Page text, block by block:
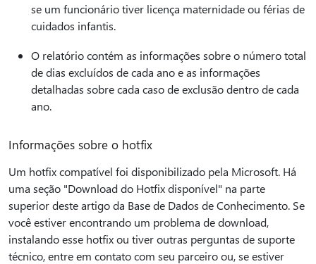
se um funcionário tiver licença maternidade ou férias de
cuidados infantis.
O relatório contém as informações sobre o número total
de dias excluídos de cada ano e as informações
detalhadas sobre cada caso de exclusão dentro de cada
ano.
Informações sobre o hotfix
Um hotfix compatível foi disponibilizado pela Microsoft. Há
uma seção "Download do Hotfix disponível" na parte
superior deste artigo da Base de Dados de Conhecimento. Se
você estiver encontrando um problema de download,
instalando esse hotfix ou tiver outras perguntas de suporte
técnico, entre em contato com seu parceiro ou, se estiver